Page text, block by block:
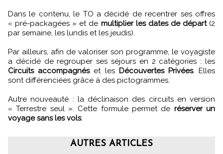
Dans le contenu, le TO a décidé de recentrer ses offres
« pré-packagées » et de multiplier les dates de départ(2
par semaine, les lundis et les jeudis).
Par ailleurs, afin de valoriser son programme, le voyagiste
a décidé de regrouper ses séjours en 2 catégories : les
Circuits accompagnéset les Découvertes Privées. Elles
sont différenciées grâce à des pictogrammes.
Autre nouveauté : la déclinaison des circuits en version
« Terrestre seul ». Cette formule permet de réserver un
voyage sans les vols.
AUTRES ARTICLES